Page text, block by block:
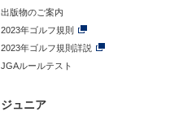
出版物のご案内
2023年ゴルフ規則
2023年ゴルフ規則詳説
JGAルールテスト
ジュニア